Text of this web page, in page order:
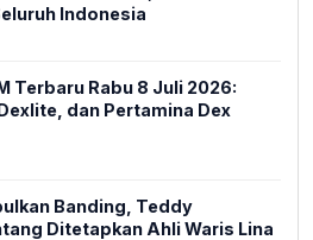
Indonesia
Terbaru Rabu 8 Juli 2026:
dan Pertamina Dex
Banding, Teddy
Ditetapkan Ahli Waris Lina